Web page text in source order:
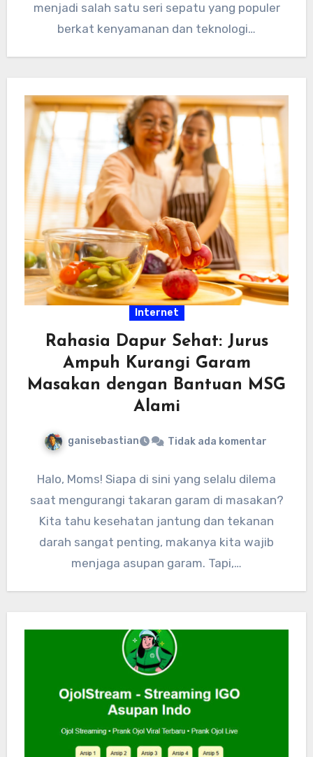
menjadi salah satu seri sepatu yang populer
berkat kenyamanan dan teknologi…
Internet
Rahasia Dapur Sehat: Jurus
Ampuh Kurangi Garam
Masakan dengan Bantuan MSG
Alami
ganisebastian Tidak ada komentar
Halo, Moms! Siapa di sini yang selalu dilema
saat mengurangi takaran garam di masakan?
Kita tahu kesehatan jantung dan tekanan
darah sangat penting, makanya kita wajib
menjaga asupan garam. Tapi,…